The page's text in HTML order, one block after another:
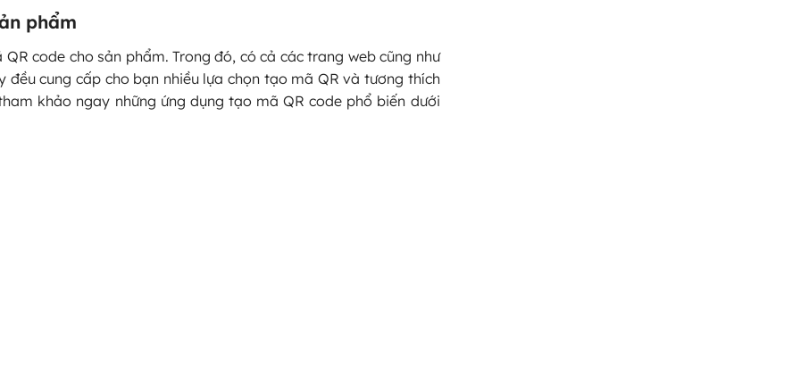
phẩm
code cho sản phẩm. Trong đó, có cả các trang web cũng như
đều cung cấp cho bạn nhiều lựa chọn tạo mã QR và tương thích
khảo ngay những ứng dụng tạo mã QR code phổ biến dưới